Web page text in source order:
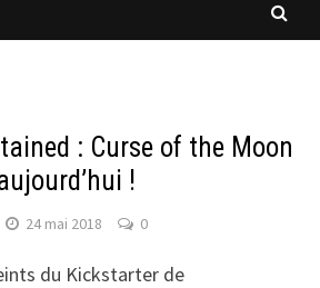
: Curse of the Moon
!
24 mai 2018 0
du Kickstarter de